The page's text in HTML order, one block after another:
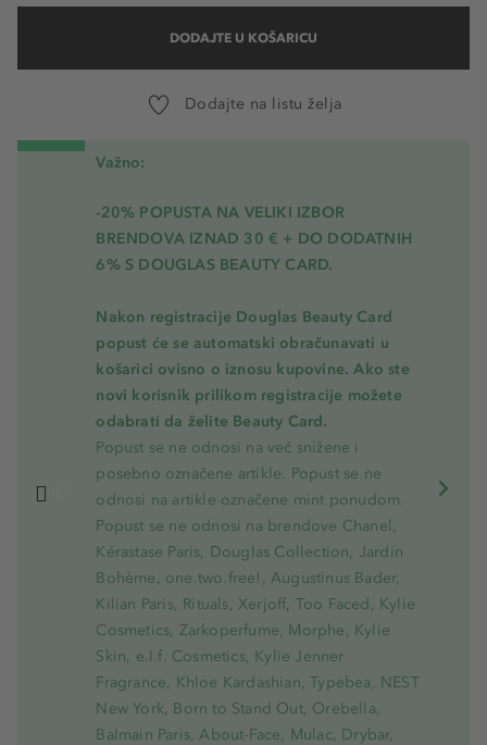
DODAJTE U KOŠARICU
Dodajte na listu želja
Važno:
-20% POPUSTA NA VELIKI IZBOR
BRENDOVA IZNAD 30 € + DO DODATNIH
6% S DOUGLAS BEAUTY CARD.
Nakon registracije Douglas Beauty Card
popust će se automatski obračunavati u
košarici ovisno o iznosu kupovine. Ako ste
novi korisnik prilikom registracije možete
odabrati da želite Beauty Card.
Popust se ne odnosi na već snižene i
posebno označene artikle. Popust se ne
odnosi na artikle označene mint ponudom.
Popust se ne odnosi na brendove Chanel,
Kérastase Paris, Douglas Collection, Jardin
Bohème, one.two.free!, Augustinus Bader,
Kilian Paris, Rituals, Xerjoff, Too Faced, Kylie
Cosmetics, Zarkoperfume, Morphe, Kylie
Skin, e.l.f. Cosmetics, Kylie Jenner
Fragrance, Khloe Kardashian, Typebea, NEST
New York, Born to Stand Out, Orebella,
Balmain Paris, About-Face, Mulac, Drybar,